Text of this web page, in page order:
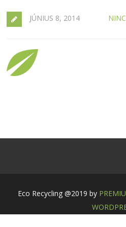
JÚNIUS 8, 2014
Eco Recycling @2019 by